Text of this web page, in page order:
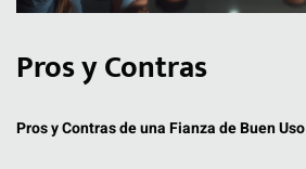
Pros y Contras
Pros y Contras de una Fianza de Buen Uso